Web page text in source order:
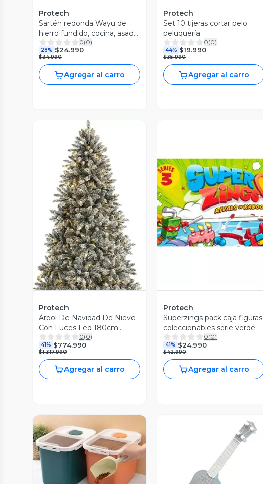
Protech
Sartén redonda Wayu de
hierro fundido, cocina, asado,
BBQ, color negro
0(0)
28% $24.990
$34.990
Agregar al carro
Protech
Set 10 tijeras cortar pelo
peluquería
0(0)
44% $19.990
$35.990
Agregar al carro
Vista Previa
Protech
Árbol De Navidad De Nieve
Con Luces Led 180cm
Preiluminado
0(0)
41% $774.990
$1.317.990
Agregar al carro
Vista Previa
Protech
Superzings pack caja figuras
coleccionables serie verde
0(0)
41% $24.990
$42.990
Agregar al carro
Vista Previa Vista Previa